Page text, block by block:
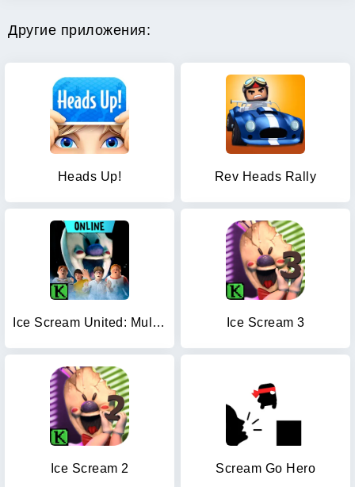
Другие приложения:
Heads Up! Rev Heads Rally
Ice Scream United: Multiplayer Ice Scream 3
Ice Scream 2 Scream Go Hero